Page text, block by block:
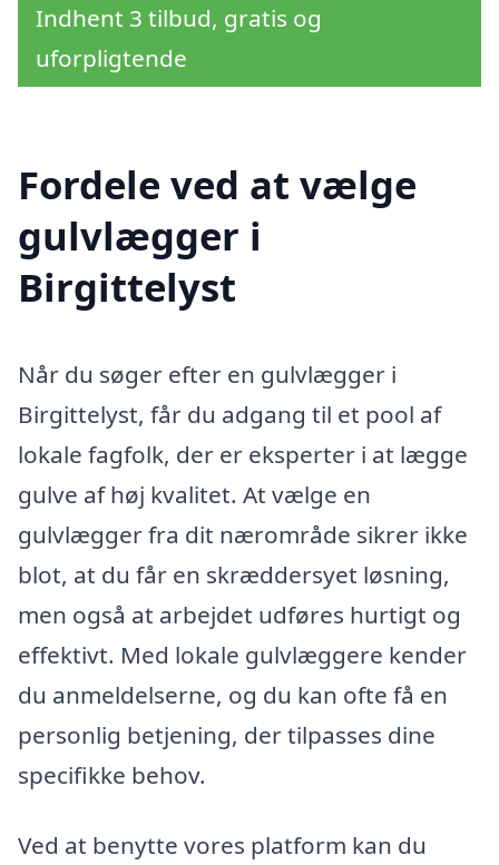
Indhent 3 tilbud, gratis og
uforpligtende
Fordele ved at vælge
gulvlægger i
Birgittelyst
Når du søger efter en gulvlægger i
Birgittelyst, får du adgang til et pool af
lokale fagfolk, der er eksperter i at lægge
gulve af høj kvalitet. At vælge en
gulvlægger fra dit nærområde sikrer ikke
blot, at du får en skræddersyet løsning,
men også at arbejdet udføres hurtigt og
effektivt. Med lokale gulvlæggere kender
du anmeldelserne, og du kan ofte få en
personlig betjening, der tilpasses dine
specifikke behov.
Ved at benytte vores platform kan du